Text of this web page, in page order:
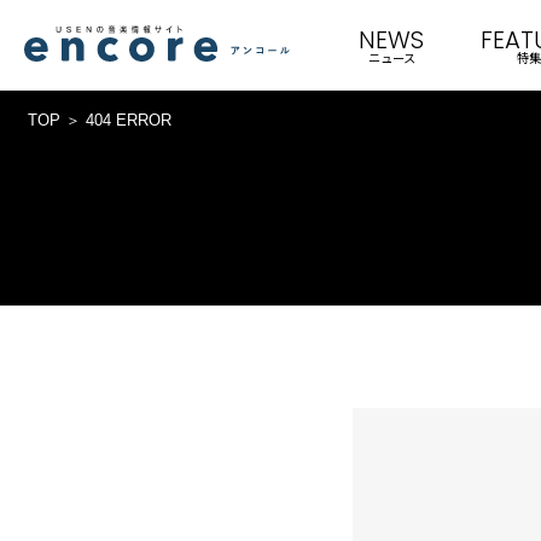
NEWS
ニュース 特集
TOP 404 ERROR